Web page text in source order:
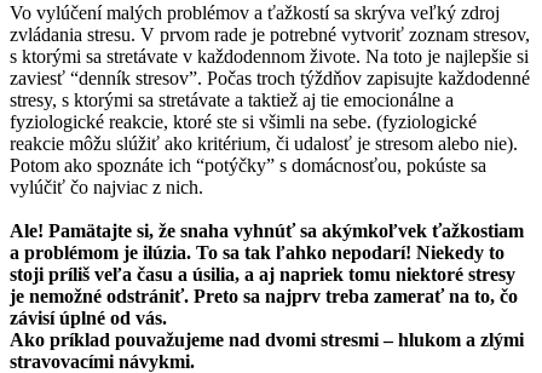
Vo vylúčení malých problémov a ťažkostí sa skrýva veľký zdroj
zvládania stresu. V prvom rade je potrebné vytvoriť zoznam stresov,
s ktorými sa stretávate v každodennom živote. Na toto je najlepšie si
zaviesť “denník stresov”. Počas troch týždňov zapisujte každodenné
stresy, s ktorými sa stretávate a taktiež aj tie emocionálne a
fyziologické reakcie, ktoré ste si všimli na sebe. (fyziologické
reakcie môžu slúžiť ako kritérium, či udalosť je stresom alebo nie).
Potom ako spoznáte ich “potýčky” s domácnosťou, pokúste sa
vylúčiť čo najviac z nich.
Ale! Pamätajte si, že snaha vyhnúť sa akýmkoľvek ťažkostiam
a problémom je ilúzia. To sa tak ľahko nepodarí! Niekedy to
stoji príliš veľa času a úsilia, a aj napriek tomu niektoré stresy
je nemožné odstrániť. Preto sa najprv treba zamerať na to, čo
závisí úplné od vás.
Ako príklad pouvažujeme nad dvomi stresmi – hlukom a zlými
stravovacími návykmi.